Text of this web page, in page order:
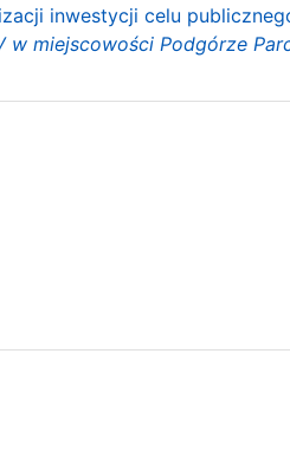
inwestycji celu
miejscowości Podgórze